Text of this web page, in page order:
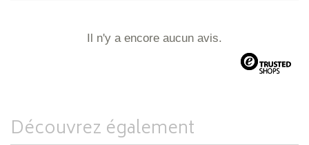
Il n'y a encore aucun avis.
Découvrez également